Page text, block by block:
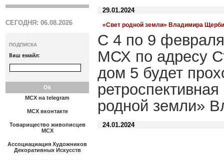
СЕГОДНЯ: 06.08.2026
ПОДПИСКА
Ваш емайл:
МСХ на telegram
МСХ вконтакте
Товарищество живописцев
МСХ
Ассоциациация Художников
Декоративных Искусств
29.01.2024
«Свет родной земли» Владимира
С 4 по 9
МСХ по адресу
дом 5 будет
родной земли»
24.01.2024